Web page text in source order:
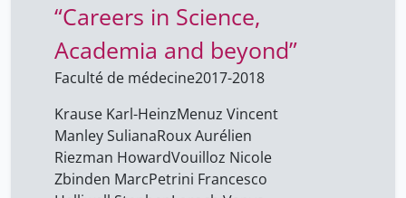
“Careers in Science,
Academia and beyond”
Faculté de médecine2017-2018
Krause Karl-HeinzMenuz Vincent
Manley SulianaRoux Aurélien
Riezman HowardVouilloz Nicole
Zbinden MarcPetrini Francesco